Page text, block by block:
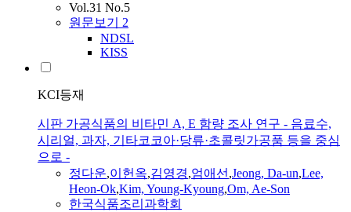
Vol.31 No.5
원문보기 2
NDSL
KISS
KCI등재
시판 가공식품의 비타민 A, E 함량 조사 연구 - 음료수,
시리얼, 과자, 기타코코아·당류·초콜릿가공품 등을 중심
으로 -
정다운,이헌옥,김영경,엄애선,Jeong, Da-un,Lee,
Heon-Ok,Kim, Young-Kyoung,Om, Ae-Son
한국식품조리과학회